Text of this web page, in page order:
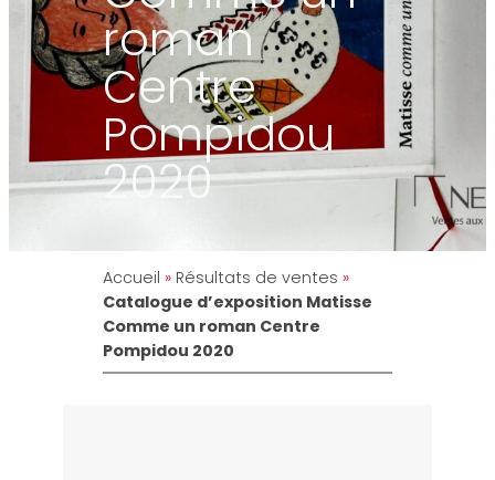
roman
Centre
Pompidou
2020
Accueil » Résultats de ventes »
Catalogue d’exposition Matisse
Comme un roman Centre
Pompidou 2020